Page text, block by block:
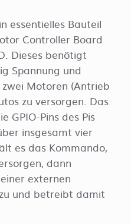
essentielles Bauteil
Controller Board
Dieses benötigt
Spannung und
Motoren (Antrieb
zu versorgen. Das
GPIO-Pins des Pis
insgesamt vier
es das Kommando,
dann
externen
und betreibt damit